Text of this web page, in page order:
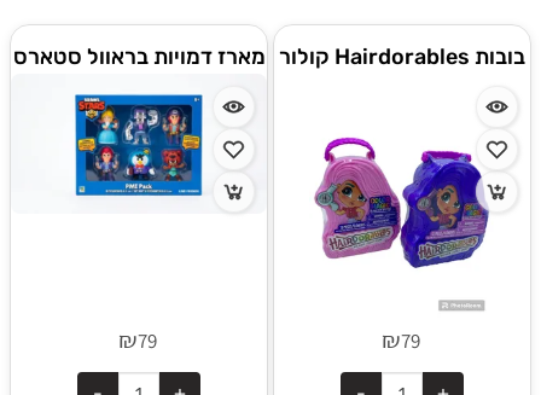
בובות Hairdorables קולור
₪79
מארז דמויות בראוול סטארס
₪79